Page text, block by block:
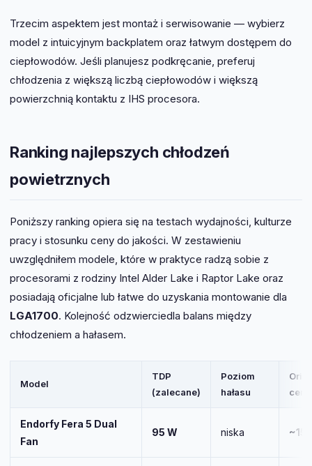
Trzecim aspektem jest montaż i serwisowanie — wybierz
model z intuicyjnym backplatem oraz łatwym dostępem do
ciepłowodów. Jeśli planujesz podkręcanie, preferuj
chłodzenia z większą liczbą ciepłowodów i większą
powierzchnią kontaktu z IHS procesora.
Ranking najlepszych chłodzeń
powietrznych
Poniższy ranking opiera się na testach wydajności, kulturze
pracy i stosunku ceny do jakości. W zestawieniu
uwzględniłem modele, które w praktyce radzą sobie z
procesorami z rodziny Intel Alder Lake i Raptor Lake oraz
posiadają oficjalne lub łatwe do uzyskania montowanie dla
LGA1700. Kolejność odzwierciedla balans między
chłodzeniem a hałasem.
Model
TDP
(zalecane)
Poziom
hałasu
cena
Endorfy Fera 5 Dual
Fan
95 W niska